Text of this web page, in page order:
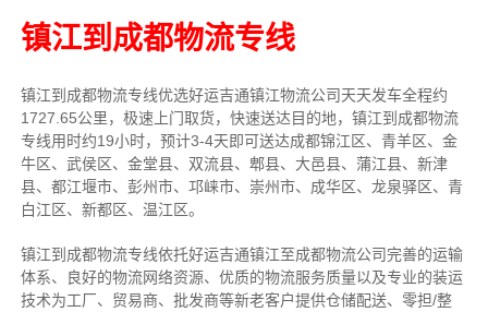
镇江到成都物流专线
镇江到成都物流专线优选好运吉通镇江物流公司天天发车全程约
1727.65公里， 极速上门取货，快速送达目的地，镇江到成都物流
专线用时约19小时，预计3-4天即可送达成都锦江区、青羊区、金
牛区、武侯区、金堂县、双流县、郫县、大邑县、蒲江县、新津
县、都江堰市、彭州市、邛崃市、崇州市、成华区、龙泉驿区、青
白江区、新都区、温江区。
镇江到成都物流专线依托好运吉通镇江至成都物流公司完善的运输
体系、良好的物流网络资源、优质的物流服务质量以及专业的装运
技术为工厂、贸易商、批发商等新老客户提供仓储配送、零担/整